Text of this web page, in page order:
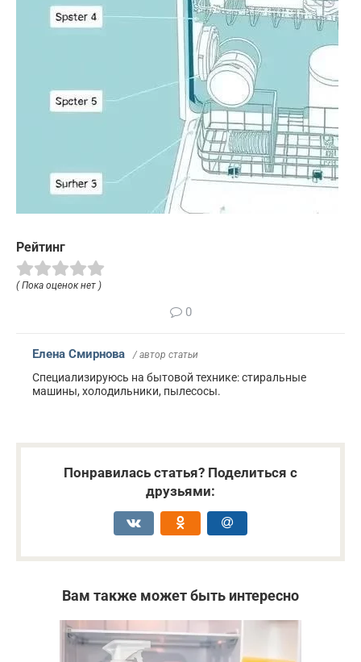
Рейтинг
( Пока оценок нет )
0
Елена Смирнова / автор статьи
Специализируюсь на бытовой технике: стиральные
машины, холодильники, пылесосы.
Понравилась статья? Поделиться с
друзьями:
Вам также может быть интересно